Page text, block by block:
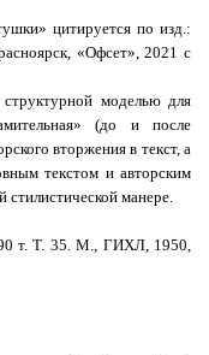
цитируется по изд.:
«Офсет», 2021 с
моделью для
(до и после
вторжения в текст, а
текстом и авторским
манере.
т. Т. 35. М., ГИХЛ, 1950,